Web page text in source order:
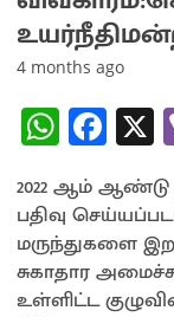
4 months ago
W
h
at
sA
p
Fa
ce
b
o
o
X
2022 ஆம் ஆண்டு
பதிவு
மருந்துகளை
சுகாதார
உள்ளிட்ட